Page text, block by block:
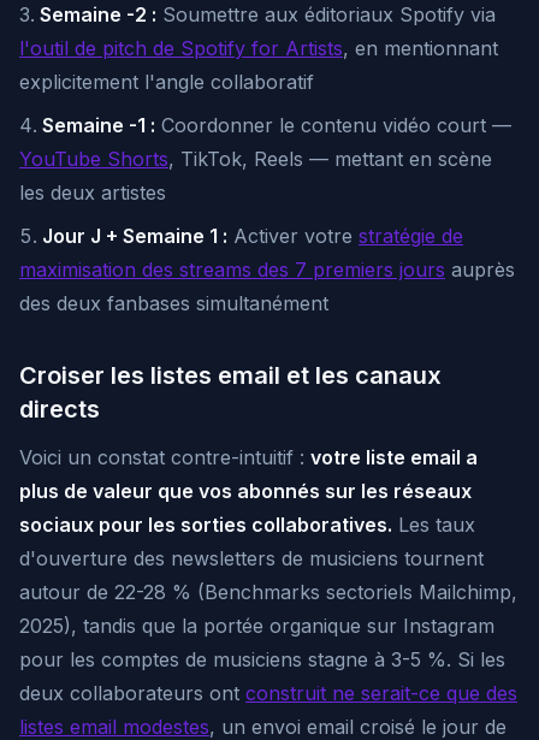
Semaine -2 : Soumettre aux éditoriaux Spotify via
l'outil de pitch de Spotify for Artists, en mentionnant
explicitement l'angle collaboratif
Semaine -1 : Coordonner le contenu vidéo court —
YouTube Shorts, TikTok, Reels — mettant en scène
les deux artistes
Jour J + Semaine 1 : Activer votre stratégie de
maximisation des streams des 7 premiers jours auprès
des deux fanbases simultanément
Croiser les listes email et les canaux
directs
Voici un constat contre-intuitif : votre liste email a
plus de valeur que vos abonnés sur les réseaux
sociaux pour les sorties collaboratives. Les taux
d'ouverture des newsletters de musiciens tournent
autour de 22-28 % (Benchmarks sectoriels Mailchimp,
2025), tandis que la portée organique sur Instagram
pour les comptes de musiciens stagne à 3-5 %. Si les
deux collaborateurs ont construit ne serait-ce que des
listes email modestes, un envoi email croisé le jour de